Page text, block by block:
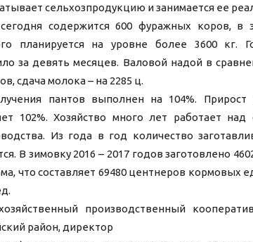
сельхозпродукцию и занимается ее
содержится 600 фуражных коров, в
планируется на уровне более 3600 кг.
за девять месяцев. Валовой надой в
сдача молока – на 2285 ц.
пантов выполнен на 104%.
102%. Хозяйство много лет работает
Из года в год количество
В зимовку 2016 – 2017 годов заготовлено
что составляет 69480 центнеров кормовых
производственный
район, директор